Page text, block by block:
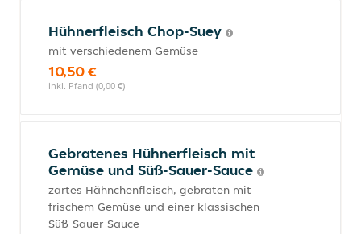
Hühnerfleisch Chop-Suey
mit verschiedenem Gemüse
10,50 €
inkl. Pfand (0,00 €)
Gebratenes Hühnerfleisch mit
Gemüse und Süß-Sauer-Sauce
zartes Hähnchenfleisch, gebraten mit
frischem Gemüse und einer klassischen
Süß-Sauer-Sauce